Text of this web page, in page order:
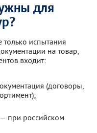
для
только испытания
на товар,
входит:
(договоры,
при российском